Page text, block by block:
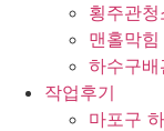
횡주관
맨홀막
하수구
작업후기
마포구